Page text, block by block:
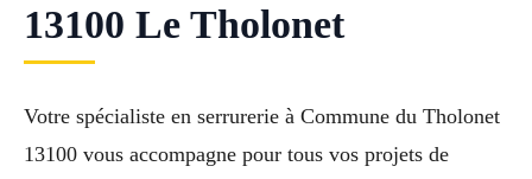
13100 Le Tholonet
Votre spécialiste en serrurerie à Commune du Tholonet
13100 vous accompagne pour tous vos projets de